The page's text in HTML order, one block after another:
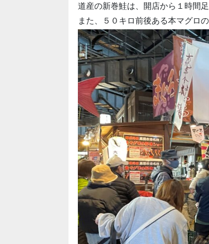
道産の新巻鮭は、開店から１時間
また、５０キロ前後ある本マグロ